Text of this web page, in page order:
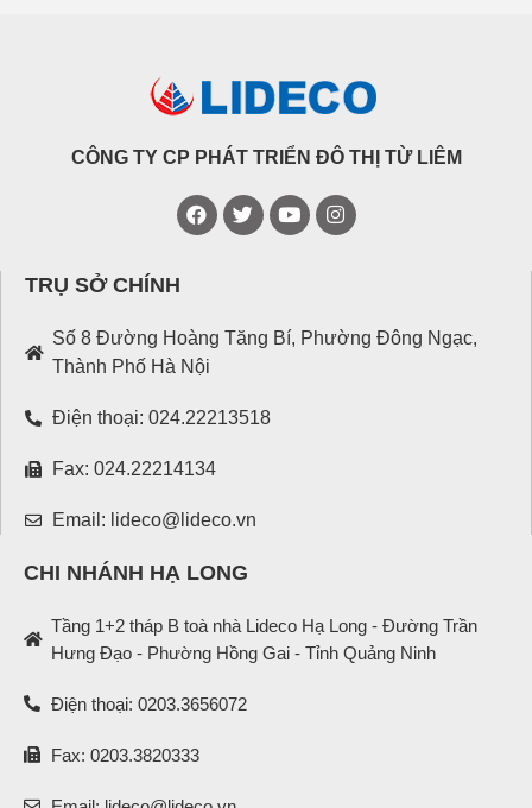
CÔNG TY CP PHÁT TRIỂN ĐÔ THỊ TỪ LIÊM
TRỤ SỞ CHÍNH
Số 8 Đường Hoàng Tăng Bí, Phường Đông Ngạc,
Thành Phố Hà Nội
Điện thoại: 024.22213518
Fax: 024.22214134
Email: lideco@lideco.vn
CHI NHÁNH HẠ LONG
Tầng 1+2 tháp B toà nhà Lideco Hạ Long - Đường Trần
Hưng Đạo - Phường Hồng Gai - Tỉnh Quảng Ninh
Điện thoại: 0203.3656072
Fax: 0203.3820333